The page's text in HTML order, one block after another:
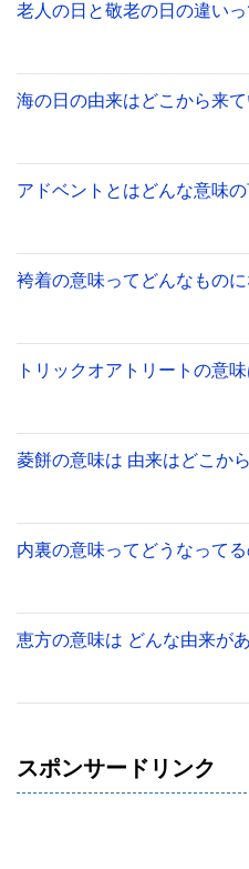
老人の日と敬老の日の違い
海の日の由来はどこから来
アドベントとはどんな意味
袴着の意味ってどんなもの
トリックオアトリートの意
菱餅の意味は 由来はどこか
内裏の意味ってどうなって
恵方の意味は どんな由来が
スポンサードリンク